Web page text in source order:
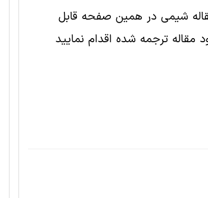
ترجمه چکیده این مقاله شيمی در همین صفحه قابل
ترجمه شده اقدام نمایید